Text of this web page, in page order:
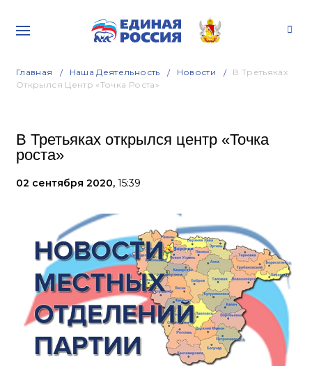
Главная Наша Деятельность Новости
В Третьяках
Открылся Центр «Точка Роста»
В Третьяках открылся центр «Точка
роста»
02 сентября 2020, 15:39